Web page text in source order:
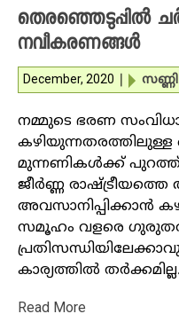
തെരഞ്ഞെടുപ്പില്‍
നവീകരണങ്ങള്‍
December, 2020
നമ്മുടെ ഭരണ
കഴിയുന്നതരത്തിലുള്ള
മുന്നണികള്‍ക്ക്
ജീര്‍ണ്ണ രാഷ്ട്രീയത്തെ
അവസാനിപ്പിക്കാന്‍
സമൂഹം വളരെ
കാര്യത്തില്‍ തര്‍ക്കമില്ല.
Read More